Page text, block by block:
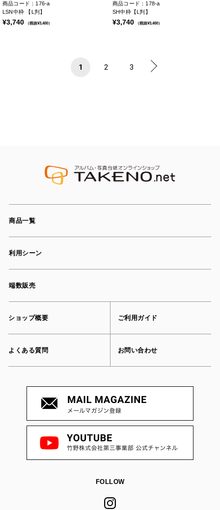
商品コード：176-a
LSN中枠 【L判】
¥3,740 （税抜¥3,400）
商品コード：178-a
SH中枠【L判】
¥3,740 （税抜¥3,400）
1 2 3
商品一覧
利用シーン
端数販売
ショップ概要 ご利用ガイド
よくある質問 お問い合わせ
FOLLOW